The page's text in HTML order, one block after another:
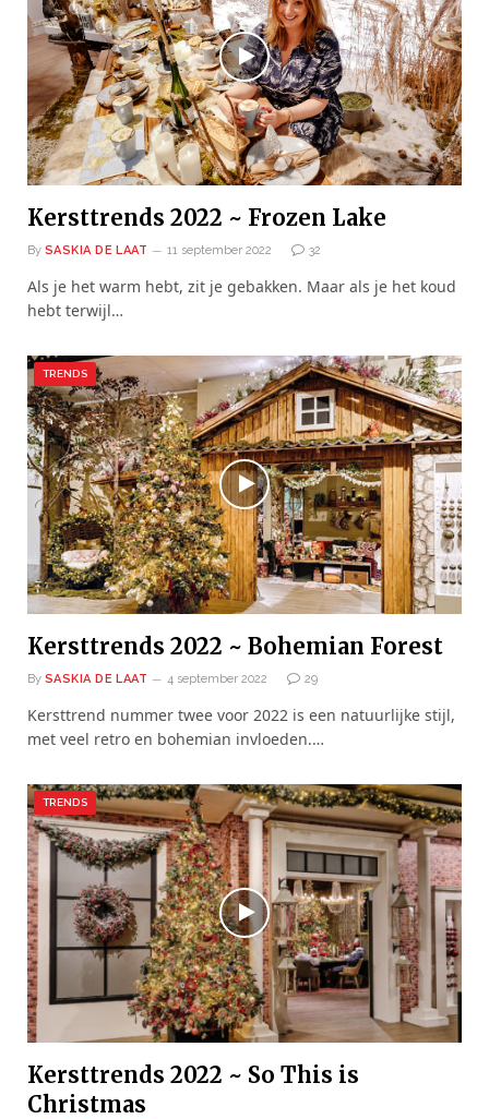
Kersttrends 2022 ~ Frozen Lake
By SASKIA DE LAAT 11 september 2022 32
Als je het warm hebt, zit je gebakken. Maar als je het koud
hebt terwijl…
TRENDS
Kersttrends 2022 ~ Bohemian Forest
By SASKIA DE LAAT 4 september 2022 29
Kersttrend nummer twee voor 2022 is een natuurlijke stijl,
met veel retro en bohemian invloeden.…
TRENDS
Kersttrends 2022 ~ So This is
Christmas